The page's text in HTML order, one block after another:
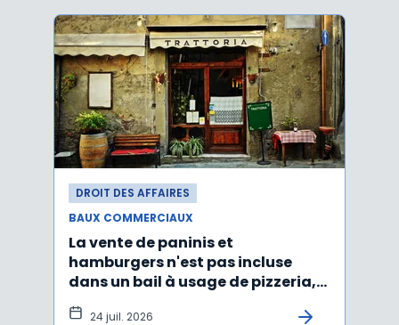
DROIT DES AFFAIRES
BAUX COMMERCIAUX
La vente de paninis et
hamburgers n'est pas incluse
dans un bail à usage de pizzeria,
pâtes, salades
24 juil. 2026